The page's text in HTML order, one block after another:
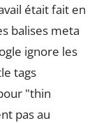
était fait en
balises meta
ignore les
tags
"thin
pas au